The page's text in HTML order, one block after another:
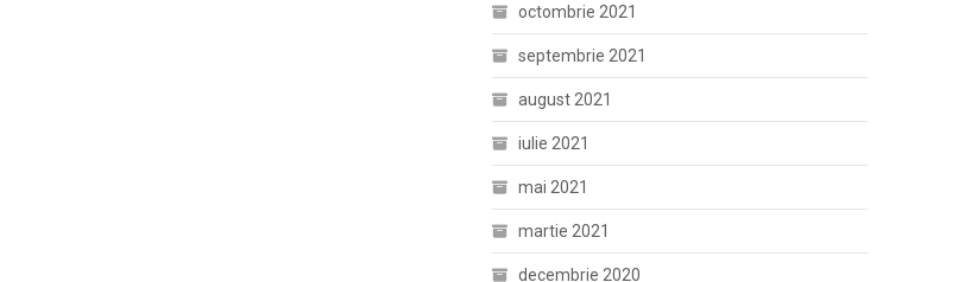
octombrie 2021
septembrie 2021
august 2021
iulie 2021
mai 2021
martie 2021
decembrie 2020